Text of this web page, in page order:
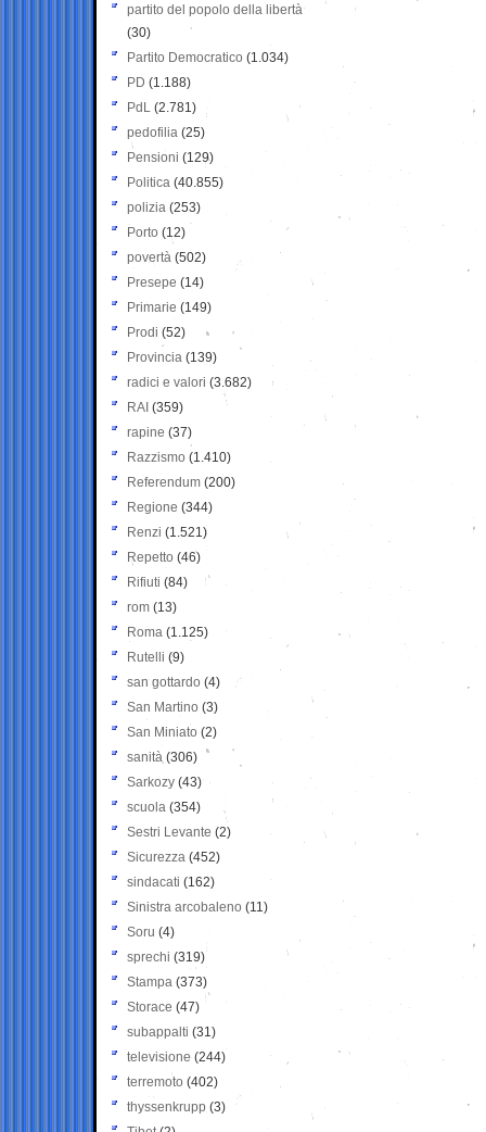
partito del popolo della libertà
(30)
Partito Democratico (1.034)
PD (1.188)
PdL (2.781)
pedofilia (25)
Pensioni (129)
Politica (40.855)
polizia (253)
Porto (12)
povertà (502)
Presepe (14)
Primarie (149)
Prodi (52)
Provincia (139)
radici e valori (3.682)
RAI (359)
rapine (37)
Razzismo (1.410)
Referendum (200)
Regione (344)
Renzi (1.521)
Repetto (46)
Rifiuti (84)
rom (13)
Roma (1.125)
Rutelli (9)
san gottardo (4)
San Martino (3)
San Miniato (2)
sanità (306)
Sarkozy (43)
scuola (354)
Sestri Levante (2)
Sicurezza (452)
sindacati (162)
Sinistra arcobaleno (11)
Soru (4)
sprechi (319)
Stampa (373)
Storace (47)
subappalti (31)
televisione(244)
terremoto (402)
thyssenkrupp (3)